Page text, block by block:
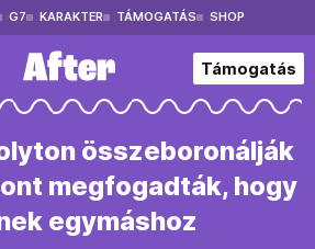
G7 KARAKTER TÁMOGATÁS SHOP
Támogatás
összeboronálják
megfogadták, hogy
egymáshoz